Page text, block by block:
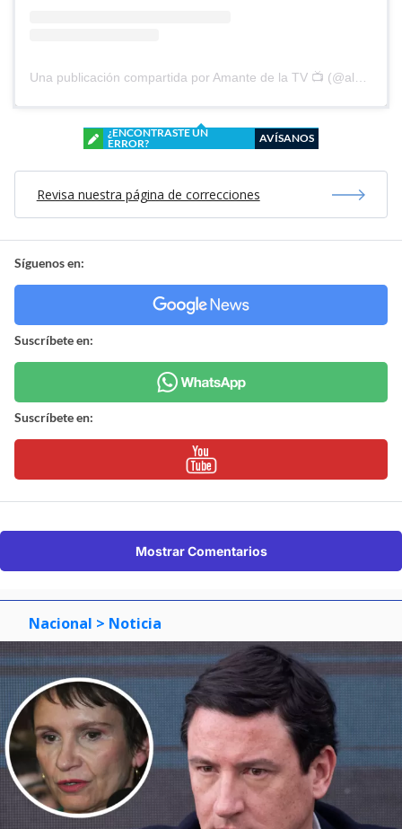
Una publicación compartida por Amante de la TV 📺 (@alguien_te_observa)
¿ENCONTRASTE UN
ERROR?
AVÍSANOS
Revisa nuestra página de correcciones
Síguenos en:
Suscríbete en:
Suscríbete en:
Mostrar Comentarios
Nacional > Noticia